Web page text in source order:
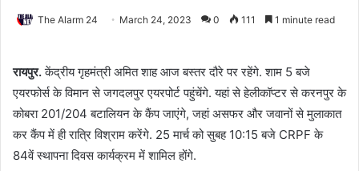
The Alarm 24 March 24, 2023 0 111 1 minute read
रायपुर.केंद्रीय गृहमंत्री अमित शाह आज बस्तर दौरे पर रहेंगे. शाम 5 बजे
एयरफोर्स के विमान से जगदलपुर एयरपोर्ट पहुंचेंगे. यहां से हेलीकॉप्टर से करनपुर के
कोबरा 201/204 बटालियन के कैंप जाएंगे, जहां असफर और जवानों से मुलाकात
कर कैंप में ही रात्रि विश्राम करेंगे. 25 मार्च को सुबह 10:15 बजे CRPF के
84वें स्थापना दिवस कार्यक्रम में शामिल होंगे.